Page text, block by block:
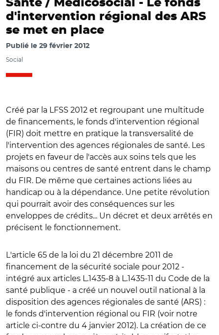
Santé / Médicosocial - Le fonds
d'intervention régional des ARS
se met en place
Publié le 29 février 2012
Social
Créé par la LFSS 2012 et regroupant une multitude
de financements, le fonds d'intervention régional
(FIR) doit mettre en pratique la transversalité de
l'intervention des agences régionales de santé. Les
projets en faveur de l'accès aux soins tels que les
maisons ou centres de santé entrent dans le champ
du FIR. De même que certaines actions liées au
handicap ou à la dépendance. Une petite révolution
qui pourrait avoir des conséquences sur les
enveloppes de crédits... Un décret et deux arrêtés en
précisent le fonctionnement.
L'article 65 de la loi du 21 décembre 2011 de
financement de la sécurité sociale pour 2012 -
intégré aux articles L.1435-8 à L.1435-11 du Code de la
santé publique - a créé un nouvel outil national à la
disposition des agences régionales de santé (ARS) :
le fonds d'intervention régional ou FIR (voir notre
article ci-contre du 4 janvier 2012). La création de ce